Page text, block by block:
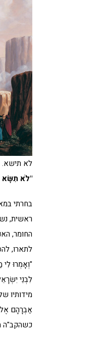
לא תישא.
"לֹא תִשָּׂא
בחרתי
ראשית,
החומר,
לתארו,
"וְאָמְרוּ
לִבְנֵי
מידותיו
אַבְרָהָם אֶל
כשהקב"ה